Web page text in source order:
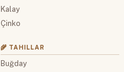
Kalay
Çinko
🌾 TAHILLAR
Buğday